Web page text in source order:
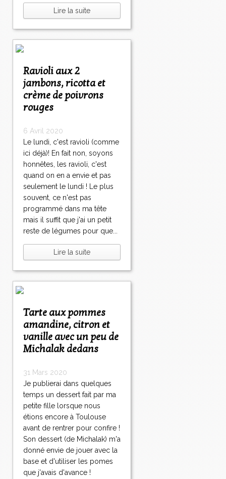
Lire la suite
Ravioli aux 2
jambons, ricotta et
crème de poivrons
rouges
6 Avril 2020
Le lundi, c'est ravioli (comme
ici déjà)! En fait non, soyons
honnêtes, les ravioli, c'est
quand on en a envie et pas
seulement le lundi ! Le plus
souvent, ce n'est pas
programmé dans ma tête
mais il suffit que j'ai un petit
reste de légumes pour que...
Lire la suite
Tarte aux pommes
amandine, citron et
vanille avec un peu de
Michalak dedans
31 Mars 2020
Je publierai dans quelques
temps un dessert fait par ma
petite fille lorsque nous
étions encore à Toulouse
avant de rentrer pour confire !
Son dessert (de Michalak) m'a
donné envie de jouer avec la
base et d'utiliser les pomes
que j'avais d'avance !